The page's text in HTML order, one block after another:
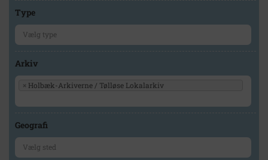
Type
Arkiv
× Holbæk-Arkiverne / Tølløse Lokalarkiv
Geografi